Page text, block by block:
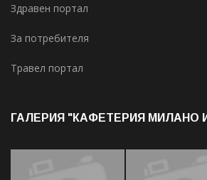
Здравен портал
За потребителя
Травел портал
ГАЛЕРИЯ "КАФЕТЕРИЯ МИЛАНО